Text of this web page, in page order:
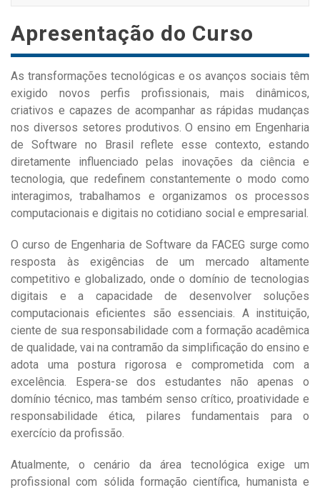
Apresentação do Curso
As transformações tecnológicas e os avanços sociais têm
exigido novos perfis profissionais, mais dinâmicos,
criativos e capazes de acompanhar as rápidas mudanças
nos diversos setores produtivos. O ensino em Engenharia
de Software no Brasil reflete esse contexto, estando
diretamente influenciado pelas inovações da ciência e
tecnologia, que redefinem constantemente o modo como
interagimos, trabalhamos e organizamos os processos
computacionais e digitais no cotidiano social e empresarial.
O curso de Engenharia de Software da FACEG surge como
resposta às exigências de um mercado altamente
competitivo e globalizado, onde o domínio de tecnologias
digitais e a capacidade de desenvolver soluções
computacionais eficientes são essenciais. A instituição,
ciente de sua responsabilidade com a formação acadêmica
de qualidade, vai na contramão da simplificação do ensino e
adota uma postura rigorosa e comprometida com a
excelência. Espera-se dos estudantes não apenas o
domínio técnico, mas também senso crítico, proatividade e
responsabilidade ética, pilares fundamentais para o
exercício da profissão.
Atualmente, o cenário da área tecnológica exige um
profissional com sólida formação científica, humanista e